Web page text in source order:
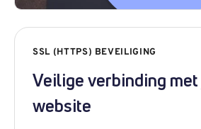
SSL (HTTPS) BEVEILIGING
Veilige verbinding
website